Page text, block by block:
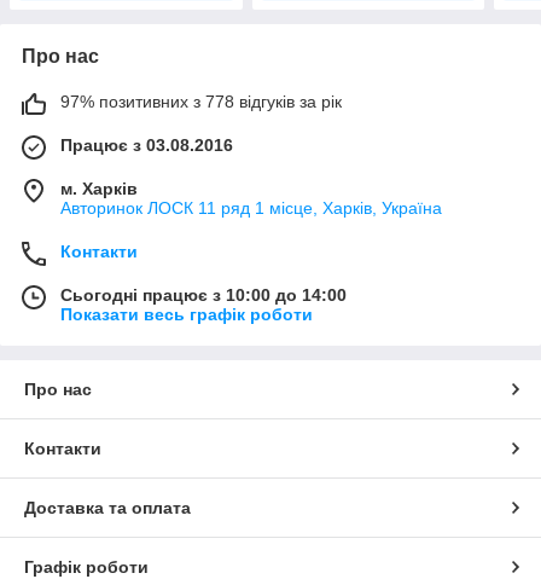
Про нас
97% позитивних з 778 відгуків за рік
Працює з 03.08.2016
м. Харків
Авторинок ЛОСК 11 ряд 1 місце, Харків, Україна
Контакти
Сьогодні працює з 10:00 до 14:00
Показати весь графік роботи
Про нас
Контакти
Доставка та оплата
Графік роботи